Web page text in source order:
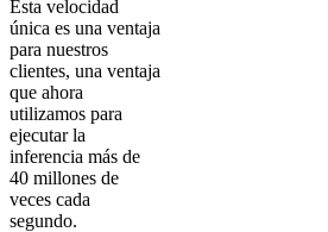
Esta velocidad
única es una ventaja
para nuestros
clientes, una ventaja
que ahora
utilizamos para
ejecutar la
inferencia más de
40 millones de
veces cada
segundo.